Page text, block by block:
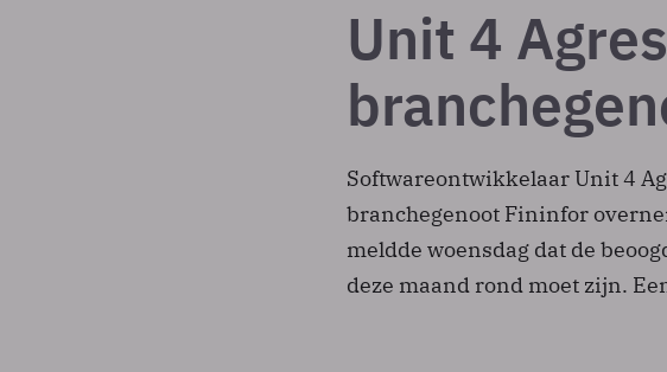
Unit 4
Softwareontwikkelaar Unit 4
branchegenoot Fininfor
meldde woensdag dat de
deze maand rond moet zijn.